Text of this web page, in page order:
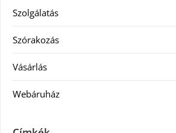
Szolgálatás
Szórakozás
Vásárlás
Webáruház